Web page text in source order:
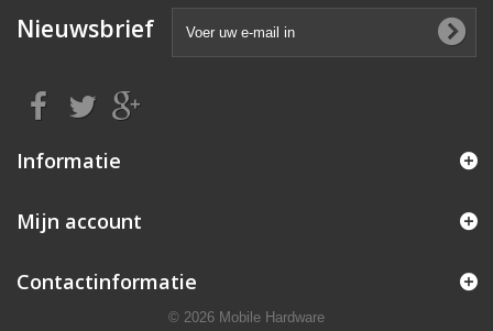
Nieuwsbrief
Informatie
Mijn account
Contactinformatie
© 2026 Mobile Hardware